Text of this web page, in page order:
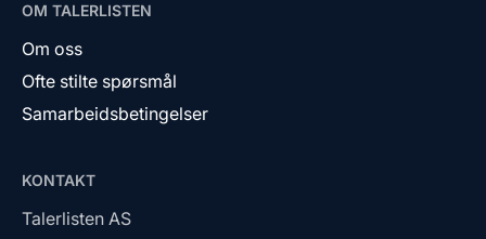
OM TALERLISTEN
Om oss
Ofte stilte spørsmål
Samarbeidsbetingelser
KONTAKT
Talerlisten AS